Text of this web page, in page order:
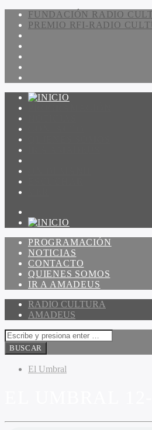
FUNDACIÓN RADIO
PREMIO RFI-RADIO
PROGRAMACIÓN
NOTICIAS
CONTACTO
QUIENES SOMOS
IR A AMADEUS
RADIO CULTURA
AMADEUS
El Umbral